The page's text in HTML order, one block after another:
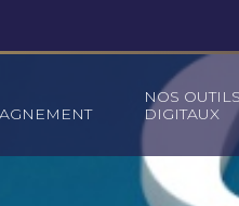
NOS OUTILS
DIGITAUX